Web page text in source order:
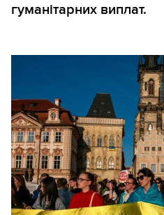
гуманітарних виплат.